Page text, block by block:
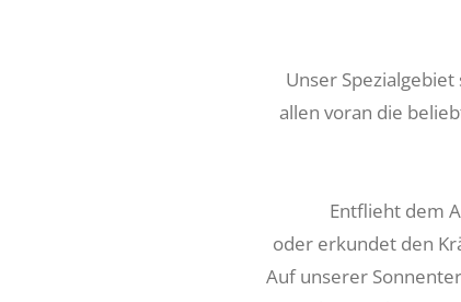
Unser
allen voran die
Entflieht dem
oder erkundet den
Auf unserer